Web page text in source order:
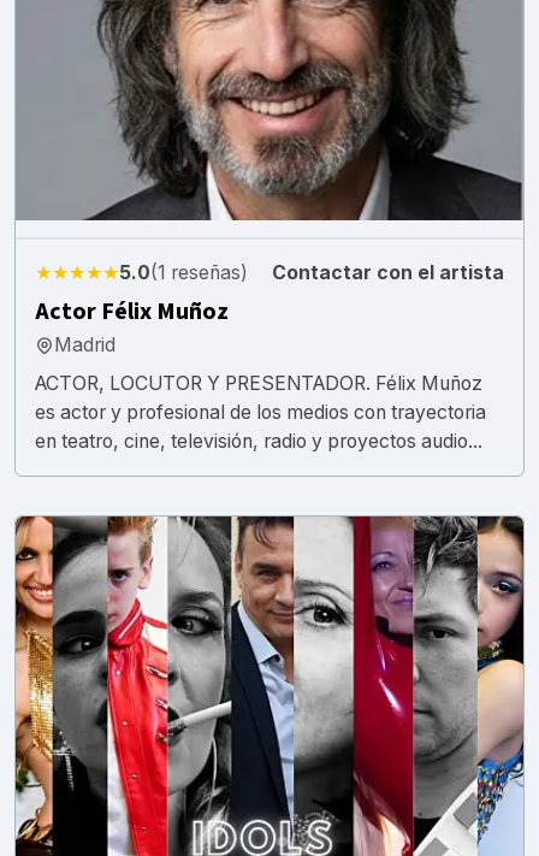
★★★★★5.0(1 reseñas) Contactar con el artista
Actor Félix Muñoz
Madrid
ACTOR, LOCUTOR Y PRESENTADOR. Félix Muñoz
es actor y profesional de los medios con trayectoria
en teatro, cine, televisión, radio y proyectos audio...